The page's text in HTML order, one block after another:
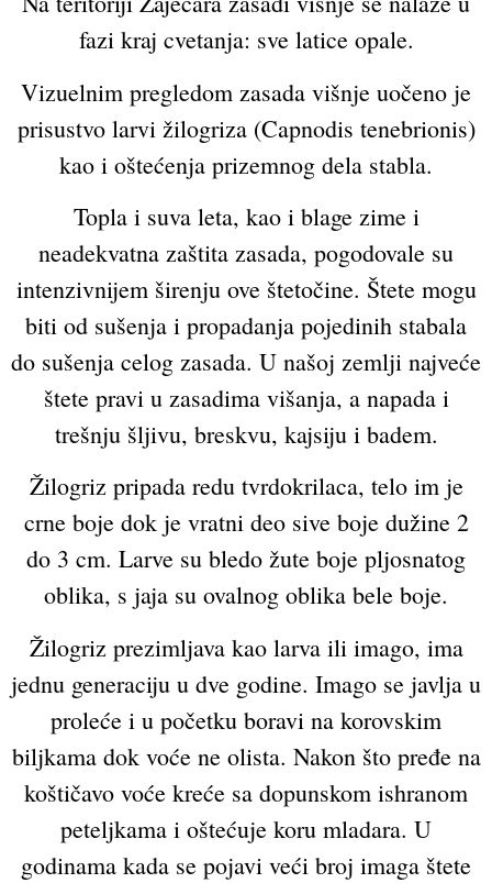
fazi kraj cvetanja: sve latice opale.
Vizuelnim pregledom zasada višnje uočeno je
prisustvo larvi žilogriza (Capnodis tenebrionis)
kao i oštećenja prizemnog dela stabla.
Topla i suva leta, kao i blage zime i
neadekvatna zaštita zasada, pogodovale su
intenzivnijem širenju ove štetočine. Štete mogu
biti od sušenja i propadanja pojedinih stabala
do sušenja celog zasada. U našoj zemlji najveće
štete pravi u zasadima višanja, a napada i
trešnju šljivu, breskvu, kajsiju i badem.
Žilogriz pripada redu tvrdokrilaca, telo im je
crne boje dok je vratni deo sive boje dužine 2
do 3 cm. Larve su bledo žute boje pljosnatog
oblika, s jaja su ovalnog oblika bele boje.
Žilogriz prezimljava kao larva ili imago, ima
jednu generaciju u dve godine. Imago se javlja u
proleće i u početku boravi na korovskim
biljkama dok voće ne olista. Nakon što pređe na
koštičavo voće kreće sa dopunskom ishranom
peteljkama i oštećuje koru mladara. U
godinama kada se pojavi veći broj imaga štete